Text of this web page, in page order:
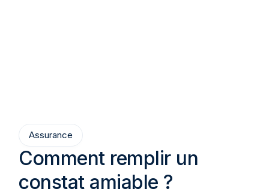
Assurance
Comment remplir un
constat amiable ?